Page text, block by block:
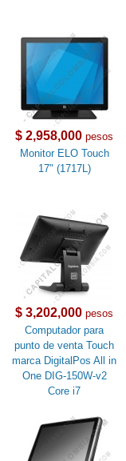
$ 2,958,000 pesos
Monitor ELO Touch
17" (1717L)
$ 3,202,000 pesos
Computador para
punto de venta Touch
marca DigitalPos All in
One DIG-150W-v2
Core i7